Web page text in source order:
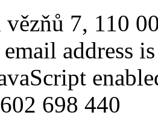
7, 110
address
698 440